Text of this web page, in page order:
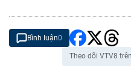
Bình luận0
Theo dõi VTV8 trên